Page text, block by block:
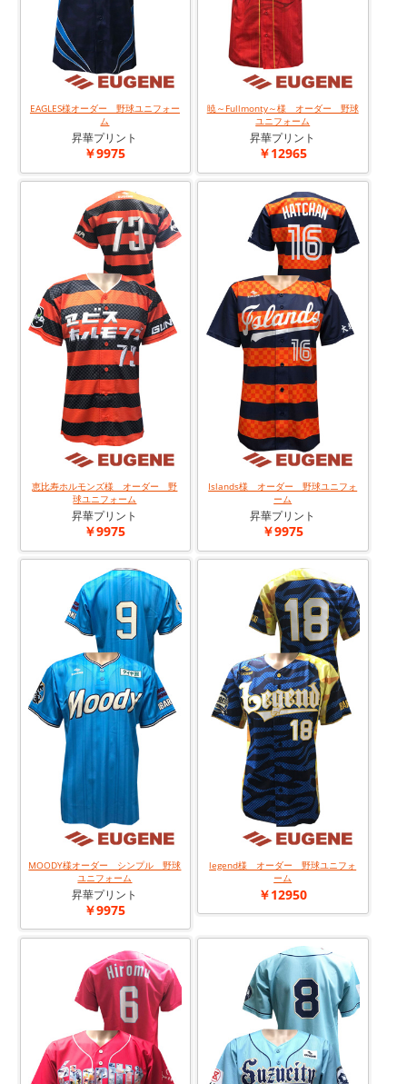
EAGLES様オーダー 野球ユニフォー
ム
昇華プリント
￥9975
暁～Fullmonty～様 オーダー 野球
ユニフォーム
昇華プリント
￥12965
恵比寿ホルモンズ様 オーダー 野
球ユニフォーム
昇華プリント
￥9975
Islands様 オーダー 野球ユニフォ
ーム
昇華プリント
￥9975
MOODY様オーダー シンプル 野球
ユニフォーム
昇華プリント
￥9975
legend様 オーダー 野球ユニフォ
ーム
￥12950